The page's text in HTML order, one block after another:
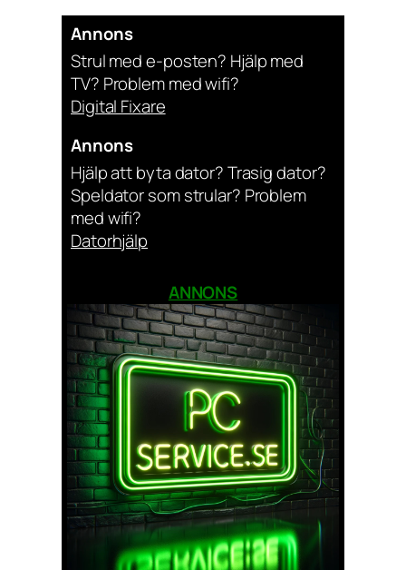
Annons
Strul med e-posten? Hjälp med
TV? Problem med wifi?
Digital Fixare
Annons
Hjälp att byta dator? Trasig dator?
Speldator som strular? Problem
med wifi?
Datorhjälp
ANNONS